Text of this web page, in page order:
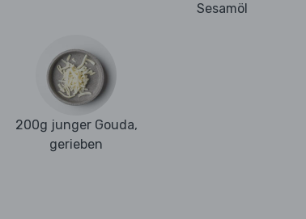
Sesamöl
200g junger Gouda,
gerieben